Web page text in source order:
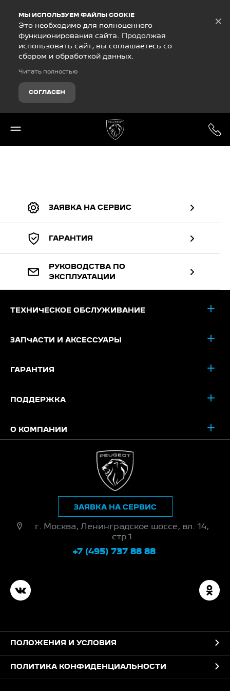
МЫ ИСПОЛЬЗУЕМ ФАЙЛЫ COOKIE
Это необходимо для полноценного
функционирования сайта. Продолжая
использовать сайт, вы соглашаетесь со
сбором и обработкой данных.
Читать полностью
СОГЛАСЕН
×
ЗАЯВКА НА СЕРВИС
ГАРАНТИЯ
РУКОВОДСТВА ПО
ЭКСПЛУАТАЦИИ
ТЕХНИЧЕСКОЕ ОБСЛУЖИВАНИЕ
ЗАПЧАСТИ И АКСЕССУАРЫ
ГАРАНТИЯ
ПОДДЕРЖКА
О КОМПАНИИ
г. Москва, Ленинградское шоссе, вл. 14,
стр.1
+7 (495) 737 88 88
ЗАЯВКА НА СЕРВИС
ПОЛОЖЕНИЯ И УСЛОВИЯ
ПОЛИТИКА КОНФИДЕНЦИАЛЬНОСТИ